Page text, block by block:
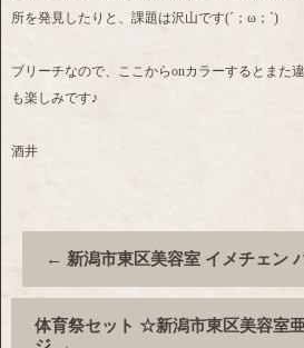
所を発見したりと、課題は沢山です(´；ω；`)
ブリーチなので、ここからonカラーするとまた
も楽しみです♪
酒井
← 新潟市東区美容室 イメチェン
体育祭セット ☆新潟市東区美容室